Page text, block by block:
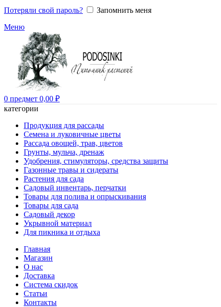
Потеряли свой пароль?
Запомнить меня
Меню
0 предмет 0,00 ₽
категории
Продукция для рассады
Семена и луковичные цветы
Рассада овощей, трав, цветов
Грунты, мульча, дренаж
Удобрения, стимуляторы, средства защиты
Газонные травы и сидераты
Растения для сада
Садовый инвентарь, перчатки
Товары для полива и опрыскивания
Товары для сада
Садовый декор
Укрывной материал
Для пикника и отдыха
Главная
Магазин
О нас
Доставка
Система скидок
Статьи
Контакты